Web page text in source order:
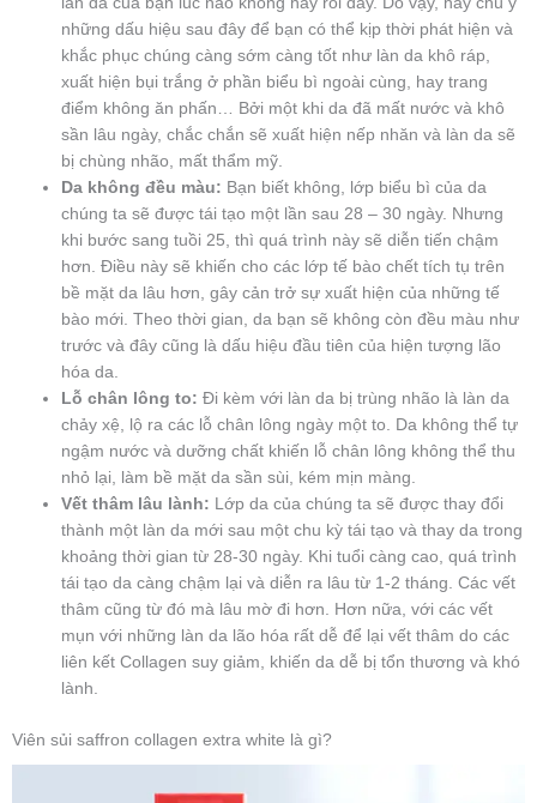
những dấu hiệu sau đây để bạn có thể kịp thời phát hiện và
khắc phục chúng càng sớm càng tốt như làn da khô ráp,
xuất hiện bụi trắng ở phần biểu bì ngoài cùng, hay trang
điểm không ăn phấn… Bởi một khi da đã mất nước và khô
sần lâu ngày, chắc chắn sẽ xuất hiện nếp nhăn và làn da sẽ
bị chùng nhão, mất thẩm mỹ.
Da không đều màu: Bạn biết không, lớp biểu bì của da
chúng ta sẽ được tái tạo một lần sau 28 – 30 ngày. Nhưng
khi bước sang tuồi 25, thì quá trình này sẽ diễn tiến chậm
hơn. Điều này sẽ khiến cho các lớp tế bào chết tích tụ trên
bề mặt da lâu hơn, gây cản trở sự xuất hiện của những tế
bào mới. Theo thời gian, da bạn sẽ không còn đều màu như
trước và đây cũng là dấu hiệu đầu tiên của hiện tượng lão
hóa da.
Lỗ chân lông to: Đi kèm với làn da bị trùng nhão là làn da
chảy xệ, lộ ra các lỗ chân lông ngày một to. Da không thể tự
ngậm nước và dưỡng chất khiến lỗ chân lông không thể thu
nhỏ lại, làm bề mặt da sần sùi, kém mịn màng.
Vết thâm lâu lành: Lớp da của chúng ta sẽ được thay đổi
thành một làn da mới sau một chu kỳ tái tạo và thay da trong
khoảng thời gian từ 28-30 ngày. Khi tuổi càng cao, quá trình
tái tạo da càng chậm lại và diễn ra lâu từ 1-2 tháng. Các vết
thâm cũng từ đó mà lâu mờ đi hơn. Hơn nữa, với các vết
mụn với những làn da lão hóa rất dễ để lại vết thâm do các
liên kết Collagen suy giảm, khiến da dễ bị tổn thương và khó
lành.
Viên sủi saffron collagen extra white là gì?